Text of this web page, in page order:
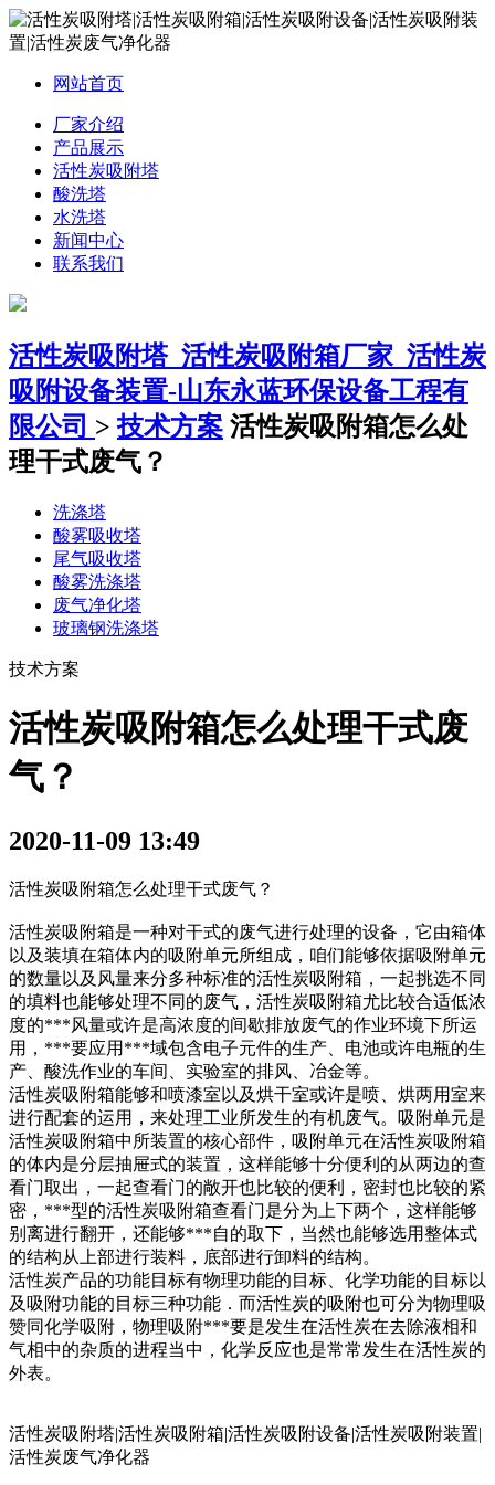
网站首页
厂家介绍
产品展示
活性炭吸附塔
酸洗塔
水洗塔
新闻中心
联系我们
活性炭吸附塔_活性炭吸附箱厂家_活性炭
吸附设备装置-山东永蓝环保设备工程有
限公司 >技术方案 活性炭吸附箱怎么处
理干式废气？
洗涤塔
酸雾吸收塔
尾气吸收塔
酸雾洗涤塔
废气净化塔
玻璃钢洗涤塔
技术方案
活性炭吸附箱怎么处理干式废
气？
2020-11-09 13:49
活性炭吸附箱怎么处理干式废气？
活性炭吸附箱是一种对干式的废气进行处理的设备，它由箱体
以及装填在箱体内的吸附单元所组成，咱们能够依据吸附单元
的数量以及风量来分多种标准的活性炭吸附箱，一起挑选不同
的填料也能够处理不同的废气，活性炭吸附箱尤比较合适低浓
度的***风量或许是高浓度的间歇排放废气的作业环境下所运
用，***要应用***域包含电子元件的生产、电池或许电瓶的生
产、酸洗作业的车间、实验室的排风、冶金等。
活性炭吸附箱能够和喷漆室以及烘干室或许是喷、烘两用室来
进行配套的运用，来处理工业所发生的有机废气。吸附单元是
活性炭吸附箱中所装置的核心部件，吸附单元在活性炭吸附箱
的体内是分层抽屉式的装置，这样能够十分便利的从两边的查
看门取出，一起查看门的敞开也比较的便利，密封也比较的紧
密，***型的活性炭吸附箱查看门是分为上下两个，这样能够
别离进行翻开，还能够***自的取下，当然也能够选用整体式
的结构从上部进行装料，底部进行卸料的结构。
活性炭产品的功能目标有物理功能的目标、化学功能的目标以
及吸附功能的目标三种功能．而活性炭的吸附也可分为物理吸
赞同化学吸附，物理吸附***要是发生在活性炭在去除液相和
气相中的杂质的进程当中，化学反应也是常常发生在活性炭的
外表。
活性炭吸附塔|活性炭吸附箱|活性炭吸附设备|活性炭吸附装置|
活性炭废气净化器